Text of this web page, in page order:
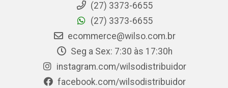
(27) 3373-6655
(27) 3373-6655
ecommerce@wilso.com.br
Seg a Sex: 7:30 às 17:30h
instagram.com/wilsodistribuidor
facebook.com/wilsodistribuidor